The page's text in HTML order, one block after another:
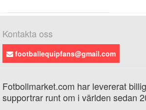
Kontakta oss
footballequipfans@gmail.com
Fotbollmarket.com har levererat
supportrar runt om i världen sedan